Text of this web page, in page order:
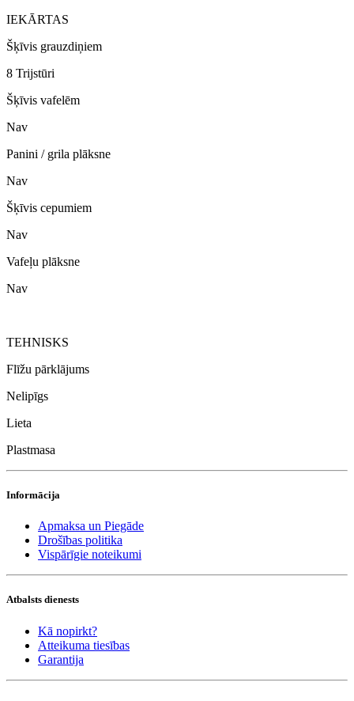
IEKĀRTAS
Šķīvis grauzdiņiem
8 Trijstūri
Šķīvis vafelēm
Nav
Panini / grila plāksne
Nav
Šķīvis cepumiem
Nav
Vafeļu plāksne
Nav
TEHNISKS
Flīžu pārklājums
Nelipīgs
Lieta
Plastmasa
Informācija
Apmaksa un Piegāde
Drošības politika
Vispārīgie noteikumi
Atbalsts dienests
Kā nopirkt?
Atteikuma tiesības
Garantija